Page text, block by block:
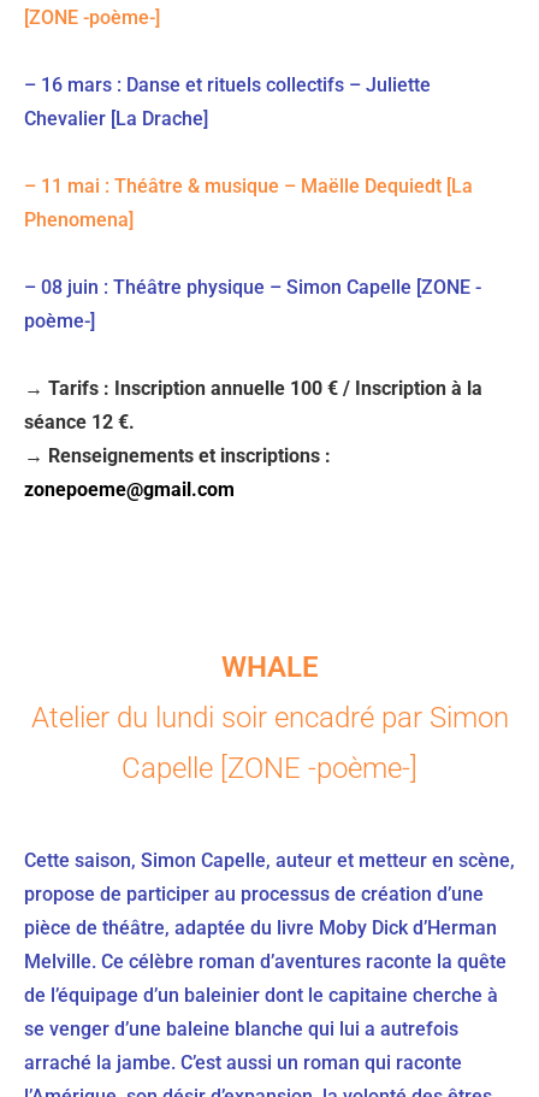
[ZONE -poème-]
– 16 mars : Danse et rituels collectifs – Juliette
Chevalier [La Drache]
– 11 mai : Théâtre & musique – Maëlle Dequiedt [La
Phenomena]
– 08 juin : Théâtre physique – Simon Capelle [ZONE -
poème-]
→ Tarifs : Inscription annuelle 100 € / Inscription à la
séance 12 €.
→ Renseignements et inscriptions :
zonepoeme@gmail.com
WHALE
Atelier du lundi soir encadré par Simon
Capelle [ZONE -poème-]
Cette saison, Simon Capelle, auteur et metteur en scène,
propose de participer au processus de création d’une
pièce de théâtre, adaptée du livre Moby Dick d’Herman
Melville. Ce célèbre roman d’aventures raconte la quête
de l’équipage d’un baleinier dont le capitaine cherche à
se venger d’une baleine blanche qui lui a autrefois
arraché la jambe. C’est aussi un roman qui raconte